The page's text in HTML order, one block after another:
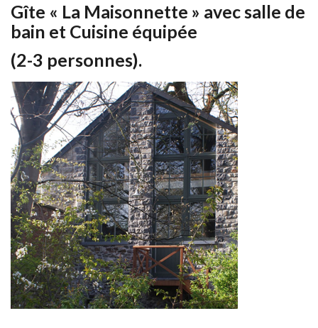
Gîte « La Maisonnette » avec salle de
bain et Cuisine équipée
(2-3 personnes).